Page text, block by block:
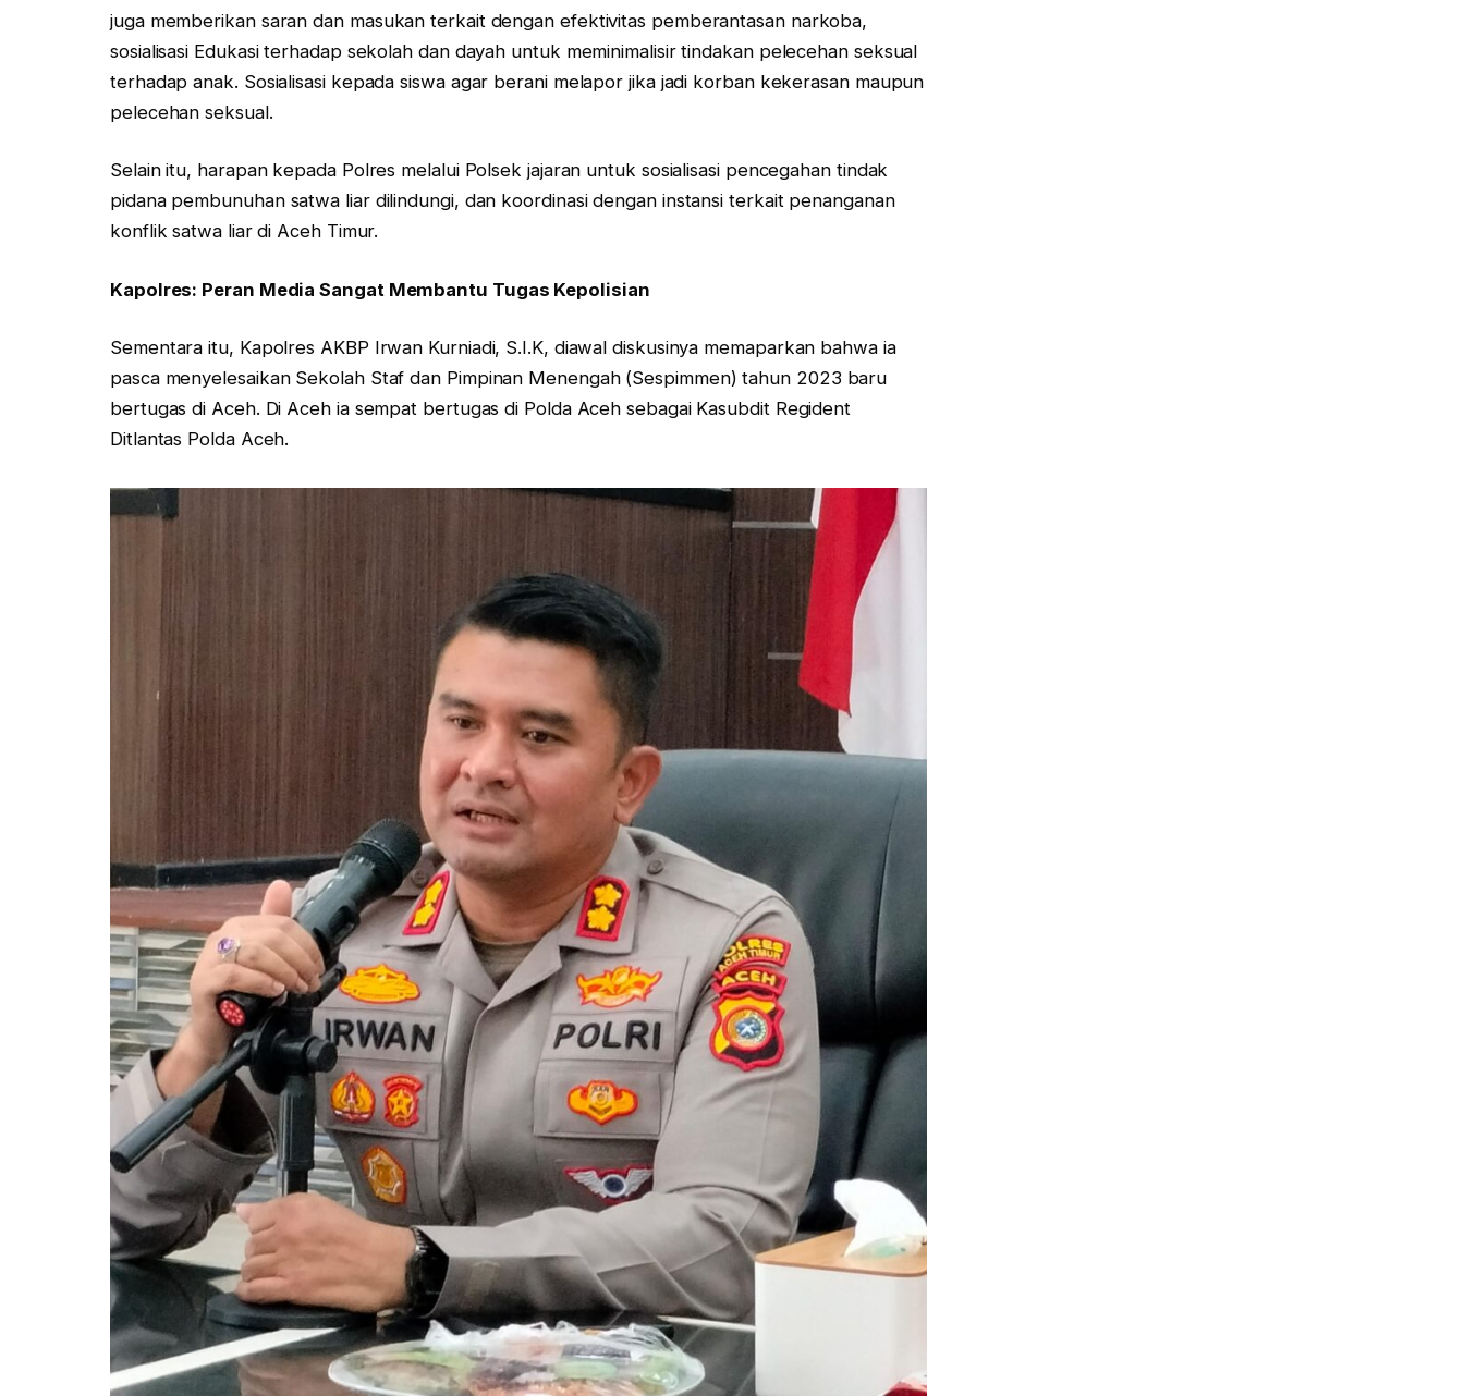
juga memberikan saran dan masukan terkait dengan efektivitas pemberantasan narkoba,
sosialisasi Edukasi terhadap sekolah dan dayah untuk meminimalisir tindakan pelecehan seksual
terhadap anak. Sosialisasi kepada siswa agar berani melapor jika jadi korban kekerasan maupun
pelecehan seksual.
Selain itu, harapan kepada Polres melalui Polsek jajaran untuk sosialisasi pencegahan tindak
pidana pembunuhan satwa liar dilindungi, dan koordinasi dengan instansi terkait penanganan
konflik satwa liar di Aceh Timur.
Kapolres: Peran Media Sangat Membantu Tugas Kepolisian
Sementara itu, Kapolres AKBP Irwan Kurniadi, S.I.K, diawal diskusinya memaparkan bahwa ia
pasca menyelesaikan Sekolah Staf dan Pimpinan Menengah (Sespimmen) tahun 2023 baru
bertugas di Aceh. Di Aceh ia sempat bertugas di Polda Aceh sebagai Kasubdit Regident
Ditlantas Polda Aceh.